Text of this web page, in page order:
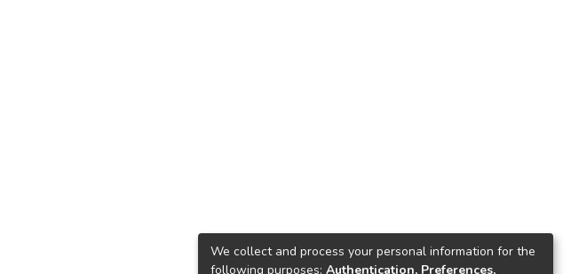
We collect and process your personal information for the
following purposes: Authentication, Preferences,